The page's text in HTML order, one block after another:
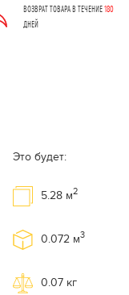
ВОЗВРАТ ТОВАРА В ТЕЧЕНИЕ180
ДНЕЙ
Это будет:
5.28 м2
0.072 м3
0.07 кг